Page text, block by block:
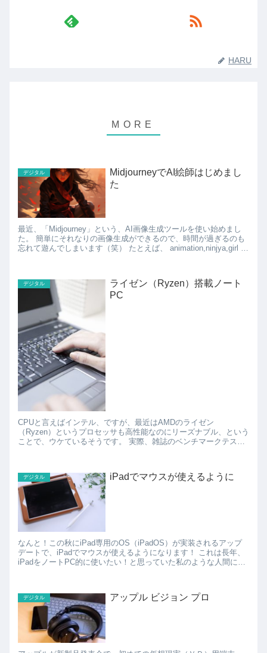
HARU
デジタル
MidjourneyでAI絵師はじめまし
た
最近、「Midjourney」という、AI画像生成ツールを使い始めまし
た。 簡単にそれなりの画像生成ができるので、時間が過ぎるのも
忘れて遊んでしまいます（笑） たとえば、 animation,ninjya,girl と
デジタル
ライゼン（Ryzen）搭載ノート
PC
CPUと言えばインテル、ですが、最近はAMDのライゼン
（Ryzen）というプロセッサも高性能なのにリーズナブル、という
ことで、ウケているそうです。 実際、雑誌のベンチマークテスト
デジタル iPadでマウスが使えるように
なんと！この秋にiPad専用のOS（iPadOS）が実装されるアップ
デートで、iPadでマウスが使えるようになります！ これは長年、
iPadをノートPC的に使いたい！と思っていた私のような人間にと
デジタル アップル ビジョン プロ